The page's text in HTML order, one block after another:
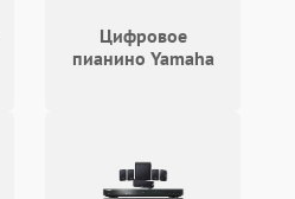
Цифровое
пианино Yamaha